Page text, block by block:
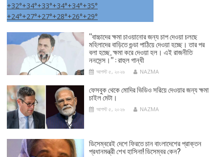
+32°+34°+33°+34°+34°+35°
+24°+27°+27°+28°+26°+29°
‘‘বাচ্চাদের ক্ষমা চাওয়ানোর জন্য চাপ দেওয়া চলছে
মহিলাদের বাড়িতে গুন্ডা পাঠিয়ে দেওয়া হচ্ছে। তার পর
বলা হচ্ছে, ক্ষমা করে দেওয়া হল। এই রাজনীতি
ননসেন্স।’’ : রাহুল গান্ধী
আগস্ট ৫, ২০২৬ NAZMA
ফেসবুক থেকে মোদির ভিডিও সরিয়ে দেওয়ার জন্য ক্ষমা
চাইল মেটা।
আগস্ট ৫, ২০২৬ NAZMA
ডিসেম্বরেই দেশে ফিরতে চান বাংলাদেশের প্রাক্তন
প্রধানমন্ত্রী শেখ হাসিনা! ডিসেম্বর কেন?